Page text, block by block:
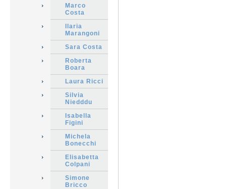
Marco
Costa
Ilaria
Marangoni
Sara Costa
Roberta
Boara
Laura Ricci
Silvia
Niedddu
Isabella
Figini
Michela
Bonecchi
Elisabetta
Colpani
Simone
Bricco